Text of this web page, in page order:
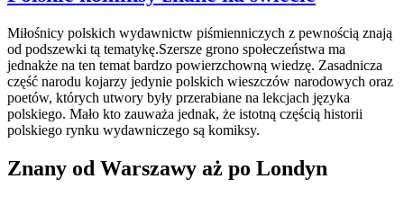
Miłośnicy polskich wydawnictw piśmienniczych z pewnością znają
od podszewki tą tematykę.Szersze grono społeczeństwa ma
jednakże na ten temat bardzo powierzchowną wiedzę. Zasadnicza
część narodu kojarzy jedynie polskich wieszczów narodowych oraz
poetów, których utwory były przerabiane na lekcjach języka
polskiego. Mało kto zauważa jednak, że istotną częścią historii
polskiego rynku wydawniczego są komiksy.
Znany od Warszawy aż po Londyn